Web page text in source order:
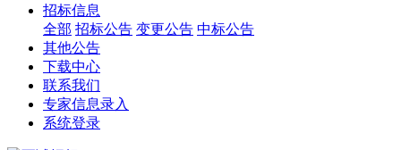
招标信息
全部 招标公告 变更公告 中标公告
其他公告
下载中心
联系我们
专家信息录入
系统登录